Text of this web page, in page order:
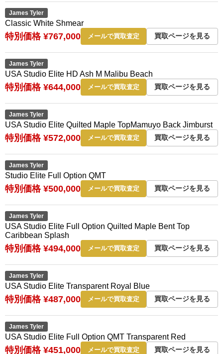
James Tyler
Classic White Shmear
特別価格 ¥767,000 メールで買取査定 買取ページを見る
James Tyler
USA Studio Elite HD Ash M Malibu Beach
特別価格 ¥644,000 メールで買取査定 買取ページを見る
James Tyler
USA Studio Elite Quilted Maple TopMamuyo Back Jimburst
特別価格 ¥572,000 メールで買取査定 買取ページを見る
James Tyler
Studio Elite Full Option QMT
特別価格 ¥500,000 メールで買取査定 買取ページを見る
James Tyler
USA Studio Elite Full Option Quilted Maple Bent Top
Caribbean Splash
特別価格 ¥494,000 メールで買取査定 買取ページを見る
James Tyler
USA Studio Elite Transparent Royal Blue
特別価格 ¥487,000 メールで買取査定 買取ページを見る
James Tyler
USA Studio Elite Full Option QMT Transparent Red
特別価格 ¥451,000 メールで買取査定 買取ページを見る